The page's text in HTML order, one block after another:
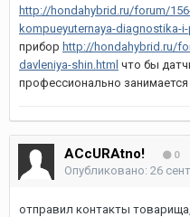
http://hondahybrid.ru/forum/
kompueyuternaya-diagnostika-
прибор http://hondahybrid.ru/
davleniya-shin.html что бы
профессионально занимается
ACcURAtno! 0
Опубликовано: 26
отправил контакты